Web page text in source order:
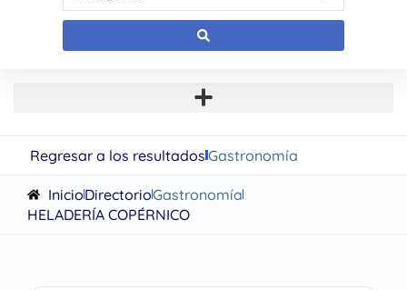
Regresar a los resultadosGastronomía
InicioDirectorioGastronomía
HELADERÍA COPÉRNICO